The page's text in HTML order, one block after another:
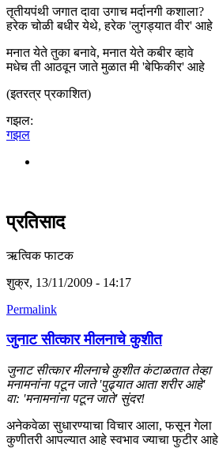
तृतीयपंथी जगात दावा उगाच मर्दानगी कशाला?
हरेक चोळी बधीर येथे, हरेक 'लुगड्यात वीर' आहे
मनात येते तुका बनावे, मनात येते कबीर व्हावे
मधेच ती आठवून जाते मुळात मी 'बेफिकीर' आहे
(इतरत्र प्रकाशित)
गझल:
गझल
प्रतिसाद
ऋत्विक फाटक
शुक्र, 13/11/2009 - 14:17
Permalink
जुनाट सीत्कार मीलनाचे कुशीत
जुनाट सीत्कार मीलनाचे कुशीत कंटाळतात तेव्हा
मनामनांना पटून जाते 'पुढ्यात आता शरीर आहे'
वा: 'मनामनांना पटून जाते' सुंदर!
अनेकवेळा सुधारण्याचा विचार आला, फसून गेला
कुणीतरी आपल्यात आहे स्वभाव ज्याचा फुटीर आहे